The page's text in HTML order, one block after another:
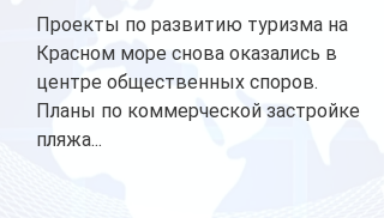
Проекты по развитию туризма на
Красном море снова оказались в
центре общественных споров.
Планы по коммерческой застройке
пляжа...